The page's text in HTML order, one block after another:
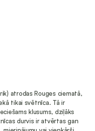
atrodas Rouges ciematā,
tikai svētnīca. Tā ir
klusums, dziļāks
durvis ir atvērtas gan